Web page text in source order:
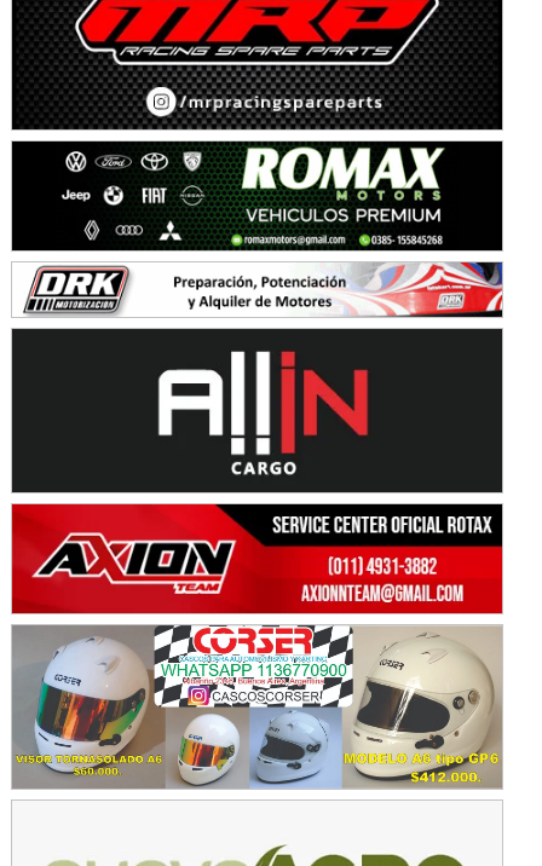
KDO - F6
Ciudad de Trenque Lauquen (Asfalto)
Trenque Lauquen (Buenos Aires)
ENTRERRIANO - F6 (POSTERGADA)
Parque de la Velocidad (Asfalto)
Villaguay (Entre Ríos)
VICTORIENSE - F7
El Cerro (Tierra)
Victoria (Entre Ríos)
PATAGONICO - F6
Juventud Unida (Tierra)
NORESTE SANTAFESINO - F6
Avellaneda (Santa Fe)
SUR SANTAFESINO - F4
José Samuel Sánchez (Tierra)
Rufino (Santa Fe)
TUCUMANO - F5
Juan Navarro (Asfalto)
El Timbó (Tucumán)